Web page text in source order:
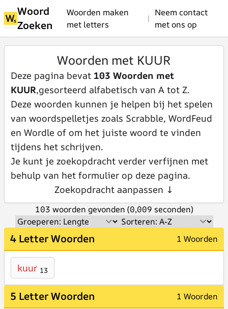
Woord
Zoeken
Woorden maken
met letters
|
Neem contact
met ons op
Woorden met KUUR
Deze pagina bevat 103 Woorden met
KUUR,gesorteerd alfabetisch van A tot Z.
Deze woorden kunnen je helpen bij het spelen
van woordspelletjes zoals Scrabble, WordFeud
en Wordle of om het juiste woord te vinden
tijdens het schrijven.
Je kunt je zoekopdracht verder verfijnen met
behulp van het formulier op deze pagina.
Zoekopdracht aanpassen ↓
103 woorden gevonden (0,009 seconden)
4 Letter Woorden 1 Woorden
kuur 13
5 Letter Woorden 1 Woorden